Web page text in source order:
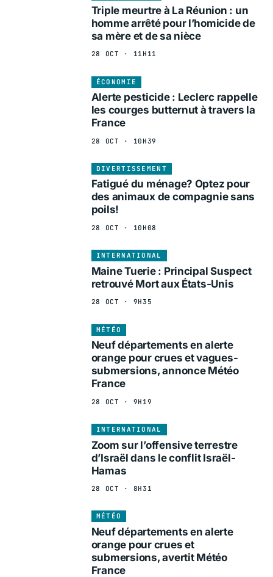
Triple meurtre à La Réunion : un
homme arrêté pour l’homicide de
sa mère et de sa nièce
28 OCT · 11H11
ÉCONOMIE
Alerte pesticide : Leclerc rappelle
les courges butternut à travers la
France
28 OCT · 10H39
DIVERTISSEMENT
Fatigué du ménage? Optez pour
des animaux de compagnie sans
poils!
28 OCT · 10H08
INTERNATIONAL
Maine Tuerie : Principal Suspect
retrouvé Mort aux États-Unis
28 OCT · 9H35
MÉTÉO
Neuf départements en alerte
orange pour crues et vagues-
submersions, annonce Météo
France
28 OCT · 9H19
INTERNATIONAL
Zoom sur l’offensive terrestre
d’Israël dans le conflit Israël-
Hamas
28 OCT · 8H31
MÉTÉO
Neuf départements en alerte
orange pour crues et
submersions, avertit Météo
France